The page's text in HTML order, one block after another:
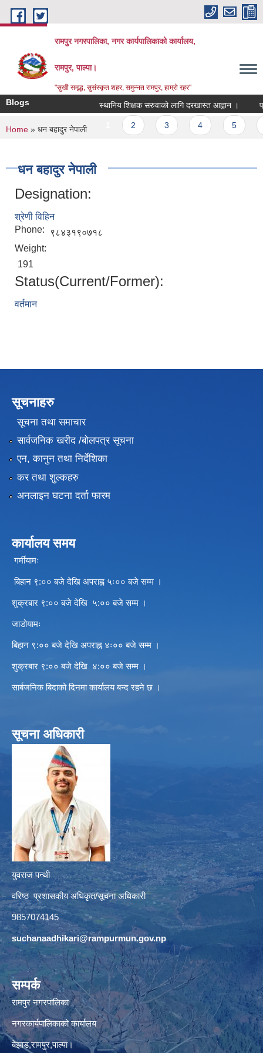
Skip to main content
रामपुर नगरपालिका, नगर कार्यपालिकाको कार्यालय,
रामपुर, पाल्पा।
"सुखी समृद्ध, सुसंस्कृत शहर, समुन्नत रामपुर, हाम्रो रहर"
Blogs स्थानिय शिक्षक सरुवाको लागि दरखास्त आह्वान ।
Pages
You are here
Home » धन बहादुर नेपाली
धन बहादुर नेपाली
Designation:
श्रेणी विहिन
Phone:
९८४३१९०७१८
Weight:
191
Status(Current/Former):
वर्तमान
सूचनाहरु
सूचना तथा समाचार
सार्वजनिक खरीद /बोलपत्र सूचना
एन, कानुन तथा निर्देशिका
कर तथा शुल्कहरु
अनलाइन घटना दर्ता फारम
कार्यालय समय
गर्मीयामः
बिहान ९:०० बजे देखि अपराह्न ५ः०० बजे सम्म ।
शुक्रबार ९:०० बजे देखि ५:०० बजे सम्म ।
जाडोयामः
बिहान ९:०० बजे देखि अपराह्न ४ः०० बजे सम्म ।
शुक्रबार ९:०० बजे देखि ४:०० बजे सम्म ।
सार्बजनिक बिदाको दिनमा कार्यालय बन्द रहने छ ।
सूचना अधिकारी
युवराज पन्थी
वरिष्ठ प्रशासकीय अधिकृत/सूचना अधिकारी
9857074145
suchanaadhikari@rampurmun.gov.np
सम्पर्क
रामपुर नगरपालिका
नगरकार्यपालिकाको कार्यालय
बेझाड,रामपुर,पाल्पा।